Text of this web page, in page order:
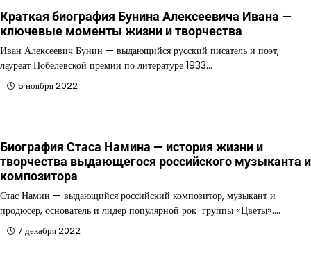
Краткая биография Бунина Алексеевича Ивана —
ключевые моменты жизни и творчества
Иван Алексеевич Бунин — выдающийся русский писатель и поэт,
лауреат Нобелевской премии по литературе 1933…
5 ноября 2022
Биография Стаса Намина — история жизни и
творчества выдающегося российского музыканта и
композитора
Стас Намин — выдающийся российский композитор, музыкант и
продюсер, основатель и лидер популярной рок-группы «Цветы».…
7 декабря 2022